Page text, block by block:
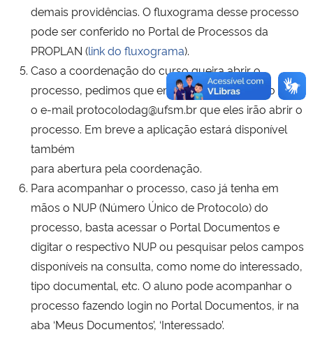
demais providências. O fluxograma desse processo
pode ser conferido no Portal de Processos da
PROPLAN (link do fluxograma).
Caso a coordenação do curso queira abrir o
processo, pedimos que envie a documentação para
o e-mail protocolodag@ufsm.br que eles irão abrir o
processo. Em breve a aplicação estará disponível
também
para abertura pela coordenação.
Para acompanhar o processo, caso já tenha em
mãos o NUP (Número Único de Protocolo) do
processo, basta acessar o Portal Documentos e
digitar o respectivo NUP ou pesquisar pelos campos
disponíveis na consulta, como nome do interessado,
tipo documental, etc. O aluno pode acompanhar o
processo fazendo login no Portal Documentos, ir na
aba ‘Meus Documentos’, ‘Interessado’.